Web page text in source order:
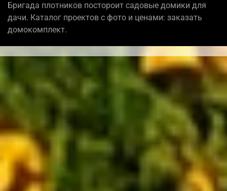
Бригада плотников постороит садовые домики для
дачи. Каталог проектов с фото и ценами: заказать
домокомплект.